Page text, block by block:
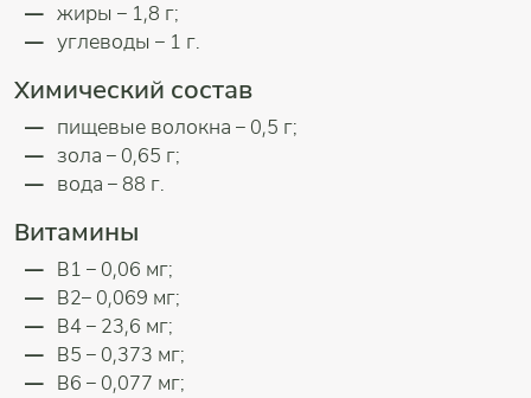
жиры – 1,8 г;
углеводы – 1 г.
Химический состав
пищевые волокна – 0,5 г;
зола – 0,65 г;
вода – 88 г.
Витамины
В1 – 0,06 мг;
В2– 0,069 мг;
В4 – 23,6 мг;
В5 – 0,373 мг;
В6 – 0,077 мг;